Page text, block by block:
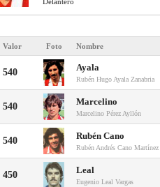
Valor Foto Nombre
540 Ayala
Rubén Hugo Ayala Zanabria
540 Marcelino
Marcelino Pérez Ayllón
540 Rubén Cano
Rubén Andrés Cano Martínez
450 Leal
Eugenio Leal Vargas